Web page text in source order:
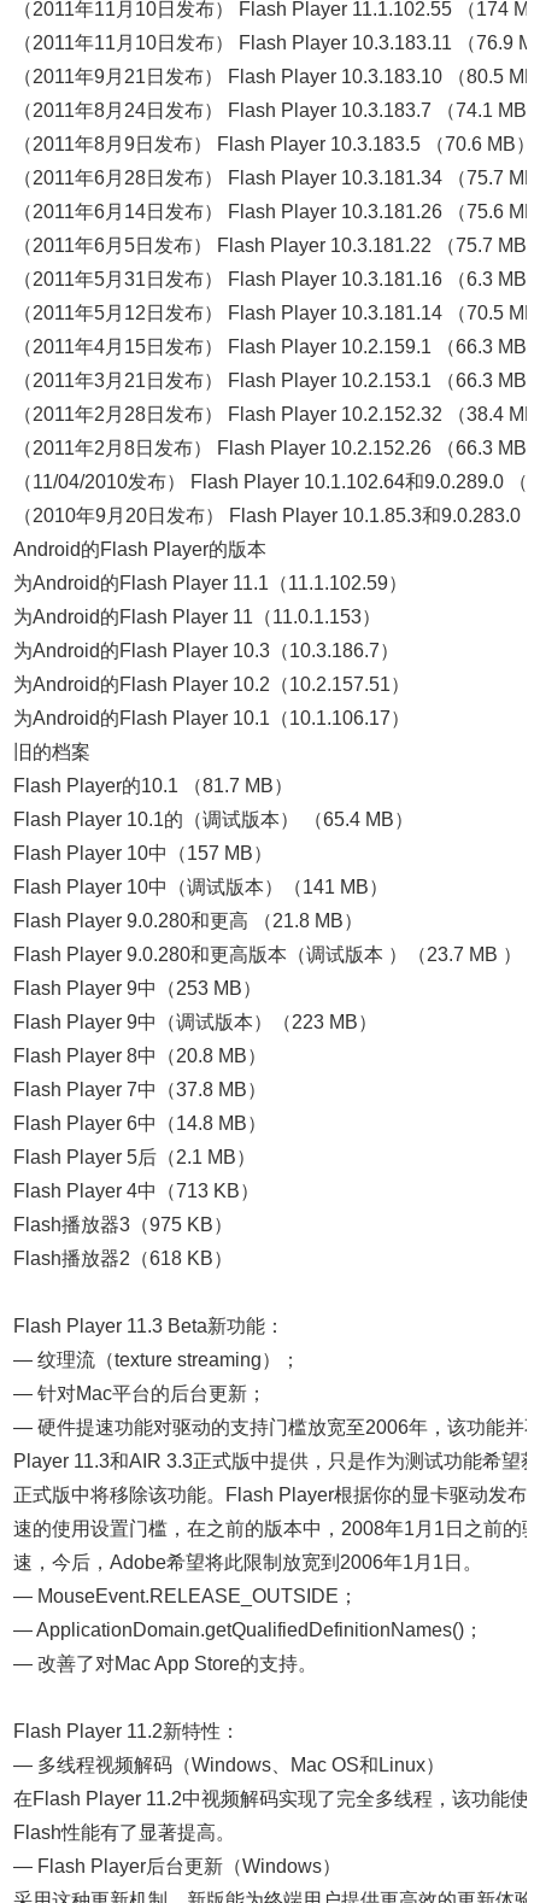
（2011年11月10日发布） Flash Player 11.1.102.55 （174
（2011年11月10日发布） Flash Player 10.3.183.11 （76.9
（2011年9月21日发布） Flash Player 10.3.183.10 （80.5
（2011年8月24日发布） Flash Player 10.3.183.7 （74.1 MB
（2011年8月9日发布） Flash Player 10.3.183.5 （70.6 MB）
（2011年6月28日发布） Flash Player 10.3.181.34 （75.7
（2011年6月14日发布） Flash Player 10.3.181.26 （75.6
（2011年6月5日发布） Flash Player 10.3.181.22 （75.7 MB
（2011年5月31日发布） Flash Player 10.3.181.16 （6.3 MB
（2011年5月12日发布） Flash Player 10.3.181.14 （70.5
（2011年4月15日发布） Flash Player 10.2.159.1 （66.3 MB
（2011年3月21日发布） Flash Player 10.2.153.1 （66.3 MB
（2011年2月28日发布） Flash Player 10.2.152.32 （38.4
（2011年2月8日发布） Flash Player 10.2.152.26 （66.3 MB
（11/04/2010发布） Flash Player 10.1.102.64和9.0.289.0 （
（2010年9月20日发布） Flash Player 10.1.85.3和9.0.283.0
Android的Flash Player的版本
为Android的Flash Player 11.1（11.1.102.59）
为Android的Flash Player 11（11.0.1.153）
为Android的Flash Player 10.3（10.3.186.7）
为Android的Flash Player 10.2（10.2.157.51）
为Android的Flash Player 10.1（10.1.106.17）
旧的档案
Flash Player的10.1 （81.7 MB）
Flash Player 10.1的（调试版本） （65.4 MB）
Flash Player 10中（157 MB）
Flash Player 10中（调试版本）（141 MB）
Flash Player 9.0.280和更高 （21.8 MB）
Flash Player 9.0.280和更高版本（调试版本 ）（23.7 MB ）
Flash Player 9中（253 MB）
Flash Player 9中（调试版本）（223 MB）
Flash Player 8中（20.8 MB）
Flash Player 7中（37.8 MB）
Flash Player 6中（14.8 MB）
Flash Player 5后（2.1 MB）
Flash Player 4中（713 KB）
Flash播放器3（975 KB）
Flash播放器2（618 KB）
Flash Player 11.3 Beta新功能：
— 纹理流（texture streaming）；
— 针对Mac平台的后台更新；
— 硬件提速功能对驱动的支持门槛放宽至2006年，该功能并
Player 11.3和AIR 3.3正式版中提供，只是作为测试功能希望
正式版中将移除该功能。Flash Player根据你的显卡驱动发布
速的使用设置门槛，在之前的版本中，2008年1月1日之前的
速，今后，Adobe希望将此限制放宽到2006年1月1日。
— MouseEvent.RELEASE_OUTSIDE；
— ApplicationDomain.getQualifiedDefinitionNames()；
— 改善了对Mac App Store的支持。
Flash Player 11.2新特性：
— 多线程视频解码（Windows、Mac OS和Linux）
在Flash Player 11.2中视频解码实现了完全多线程，该功能使
Flash性能有了显著提高。
— Flash Player后台更新（Windows）